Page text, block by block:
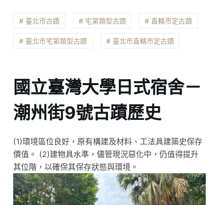
# 臺北市古蹟 # 宅第類型古蹟 # 直轄市定古蹟
# 臺北市宅第類型古蹟 # 臺北市直轄市定古蹟
國立臺灣大學日式宿舍－
潮州街9號古蹟歷史
(1)環境區位良好，原有構建及材料、工法具建築史保存
價值。 (2)建物具水準，儘管現況惡化中，仍值得提升
其位階，以確保其保存狀態與環境。